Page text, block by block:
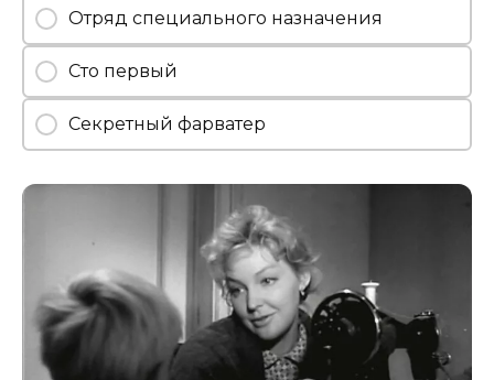
Отряд специального назначения
Сто первый
Секретный фарватер